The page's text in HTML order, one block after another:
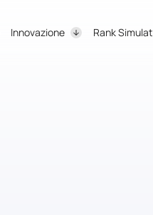
Innovazione Rank